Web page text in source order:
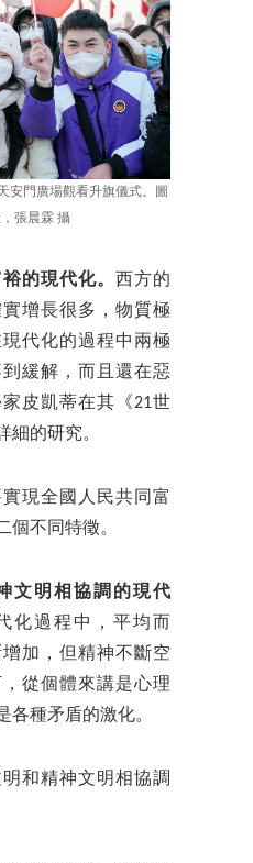
安門廣場觀看升旗儀式。圖
張晨霖 攝
的現代化。 西方的
增長很多，物質極
代化的過程中兩極
緩解，而且還在惡
皮凱蒂在其《21世
細的研究。
現全國人民共同富
個不同特徵。
文明相協調的現代
化過程中，平均而
加，但精神不斷空
從個體來講是心理
各種矛盾的激化。
和精神文明相協調